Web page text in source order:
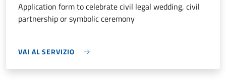
Application form to celebrate civil legal wedding, civil
partnership or symbolic ceremony
VAI AL SERVIZIO